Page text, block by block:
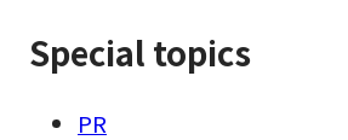
Special topics
PR